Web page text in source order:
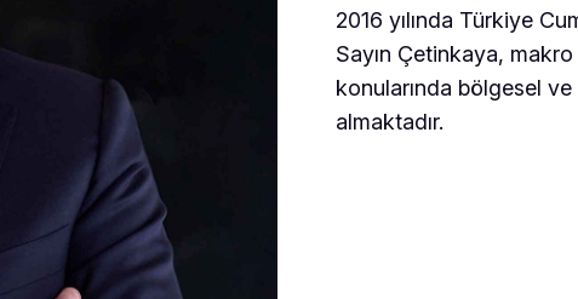
2016 yılında Türkiye
Sayın Çetinkaya,
konularında bölgesel
almaktadır.